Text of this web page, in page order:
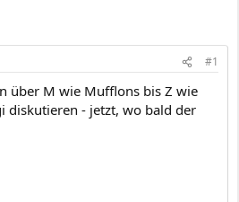
#1
über M wie Mufflons bis Z wie
diskutieren - jetzt, wo bald der